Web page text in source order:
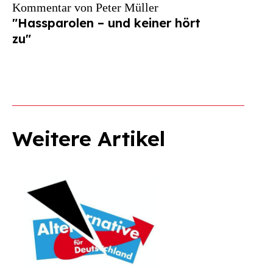
Kommentar von Peter Müller
"Hassparolen – und keiner hört
zu"
Weitere Artikel